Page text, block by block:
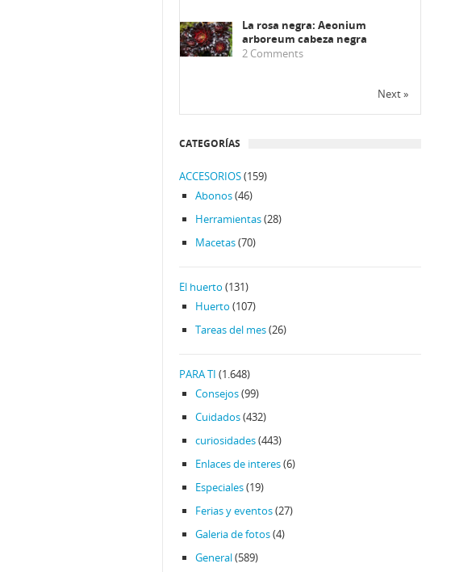
La rosa negra: Aeonium
arboreum cabeza negra
2 Comments
Next »
CATEGORÍAS
ACCESORIOS(159)
Abonos(46)
Herramientas(28)
Macetas(70)
El huerto (131)
Huerto (107)
Tareas del mes(26)
PARA TI (1.648)
Consejos(99)
Cuidados(432)
curiosidades(443)
Enlaces de interes(6)
Especiales(19)
Ferias y eventos(27)
Galeria de fotos(4)
General(589)